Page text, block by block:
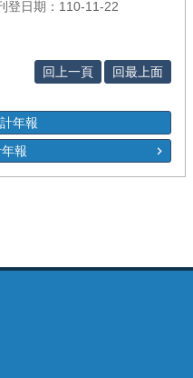
登日期：110-11-22
回上一頁 回最上面
年報
報